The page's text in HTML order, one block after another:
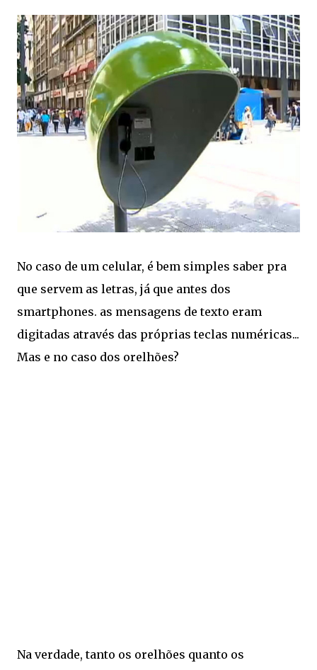
No caso de um celular, é bem simples saber pra
que servem as letras, já que antes dos
smartphones. as mensagens de texto eram
digitadas através das próprias teclas numéricas...
Mas e no caso dos orelhões?
Na verdade, tanto os orelhões quanto os